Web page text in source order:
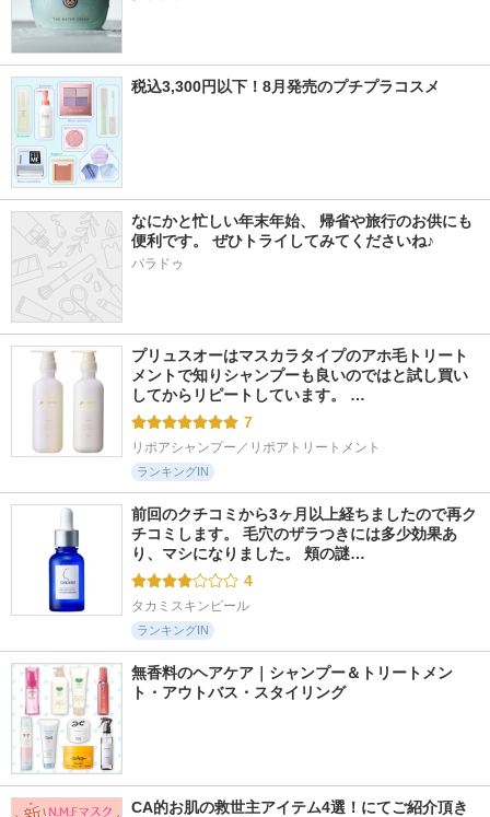
税込3,300円以下！8月発売のプチプラコスメ
なにかと忙しい年末年始、 帰省や旅行のお供にも
便利です。 ぜひトライしてみてくださいね♪
パラドゥ
プリュスオーはマスカラタイプのアホ毛トリート
メントで知りシャンプーも良いのではと試し買い
してからリピートしています。 …
7
リポアシャンプー／リポアトリートメント
ランキングIN
前回のクチコミから3ヶ月以上経ちましたので再ク
チコミします。 毛穴のザラつきには多少効果あ
り、マシになりました。 頬の謎…
4
タカミスキンピール
ランキングIN
無香料のヘアケア｜シャンプー＆トリートメン
ト・アウトバス・スタイリング
CA的お肌の救世主アイテム4選！にてご紹介頂き